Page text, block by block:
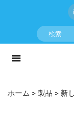
ホーム > 製品 > 新